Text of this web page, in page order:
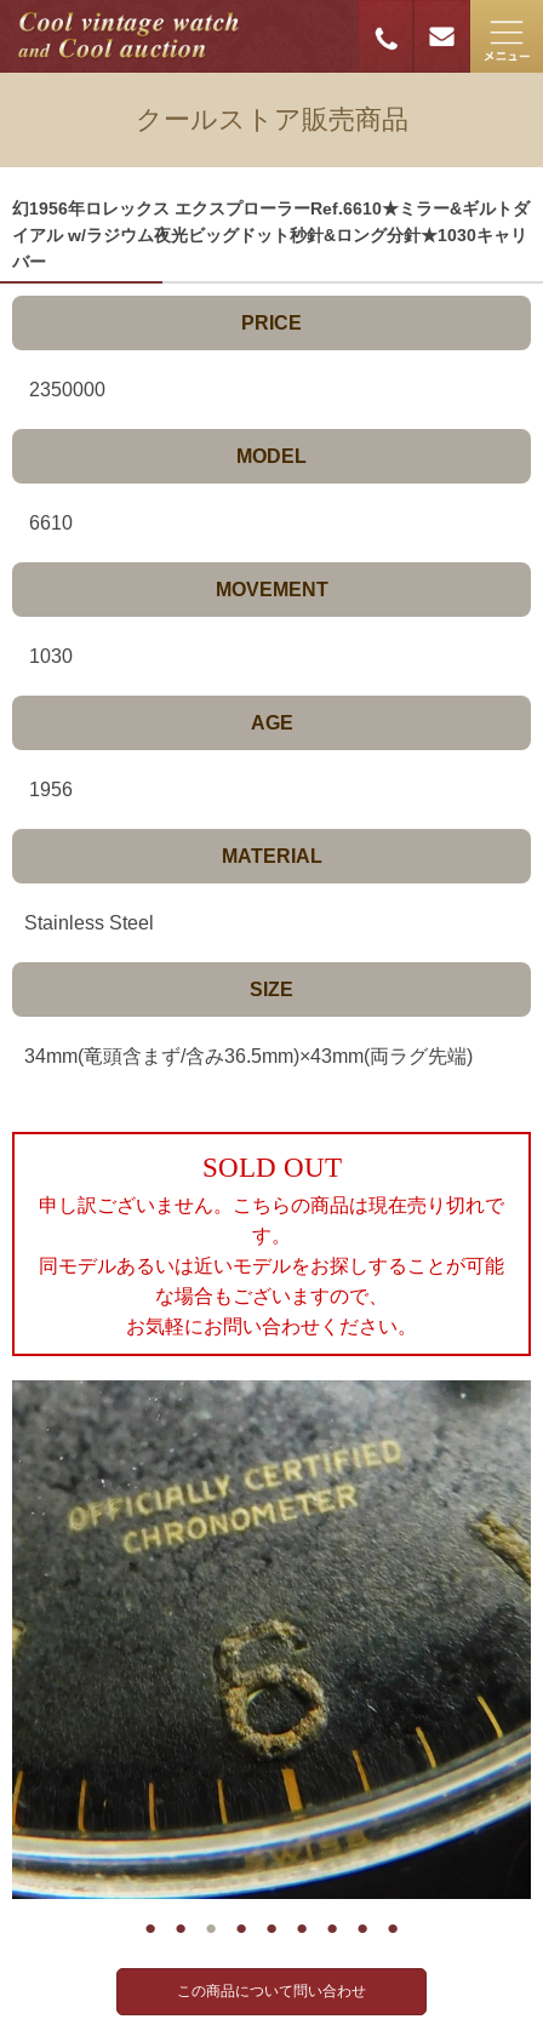
クールストア販売商品
幻1956年ロレックス エクスプローラーRef.6610★ミラー&ギルトダ
イアル w/ラジウム夜光ビッグドット秒針&ロング分針★1030キャリ
バー
PRICE
2350000
MODEL
6610
MOVEMENT
1030
AGE
1956
MATERIAL
Stainless Steel
SIZE
34mm(竜頭含まず/含み36.5mm)×43mm(両ラグ先端)
SOLD OUT
申し訳ございません。こちらの商品は現在売り切れで
す。
同モデルあるいは近いモデルをお探しすることが可能
な場合もございますので、
お気軽にお問い合わせください。
● ● ● ● ● ● ● ● ●